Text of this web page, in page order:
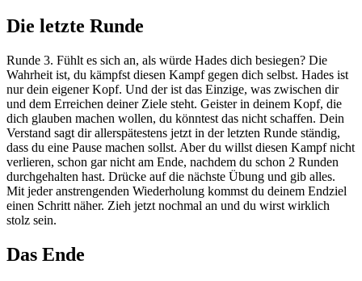
Die letzte Runde
Runde 3. Fühlt es sich an, als würde Hades dich besiegen? Die
Wahrheit ist, du kämpfst diesen Kampf gegen dich selbst. Hades ist
nur dein eigener Kopf. Und der ist das Einzige, was zwischen dir
und dem Erreichen deiner Ziele steht. Geister in deinem Kopf, die
dich glauben machen wollen, du könntest das nicht schaffen. Dein
Verstand sagt dir allerspätestens jetzt in der letzten Runde ständig,
dass du eine Pause machen sollst. Aber du willst diesen Kampf nicht
verlieren, schon gar nicht am Ende, nachdem du schon 2 Runden
durchgehalten hast. Drücke auf die nächste Übung und gib alles.
Mit jeder anstrengenden Wiederholung kommst du deinem Endziel
einen Schritt näher. Zieh jetzt nochmal an und du wirst wirklich
stolz sein.
Das Ende